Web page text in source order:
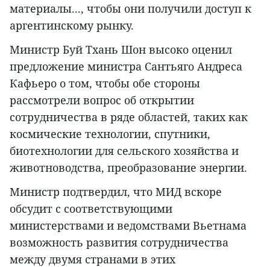
материалы..., чтобы они получили доступ к
аргентинскому рынку.
Министр Буй Тхань Шон высоко оценил
предложение министра Сантьяго Андреса
Кафьеро о том, чтобы обе стороны
рассмотрели вопрос об открытии
сотрудничества в ряде областей, таких как
космические технологии, спутники,
биотехнологии для сельского хозяйства и
животноводства, преобразование энергии.
Министр подтвердил, что МИД вскоре
обсудит с соответствующими
министерствами и ведомствами Вьетнама
возможность развития сотрудничества
между двумя странами в этих